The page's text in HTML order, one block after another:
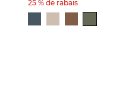
25 % de rabais